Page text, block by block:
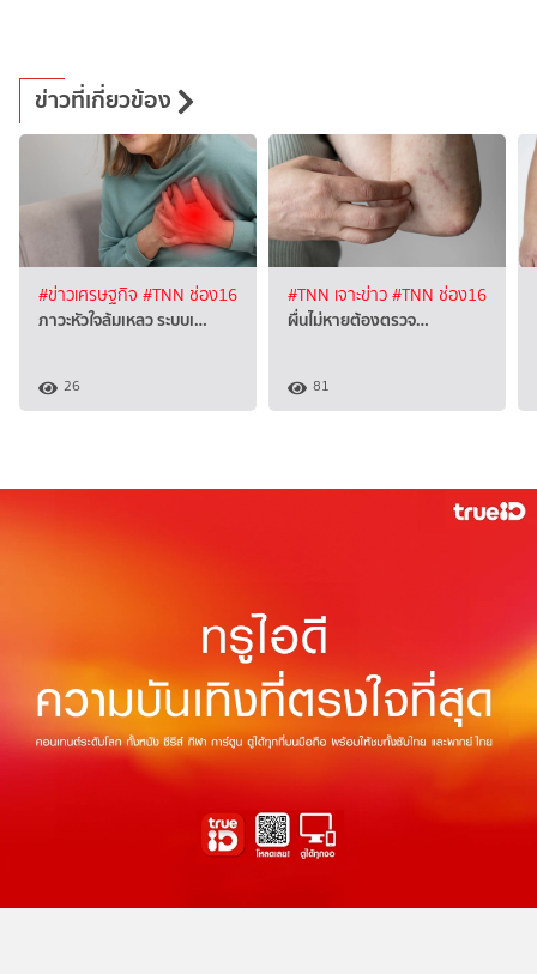
ข่าวที่เกี่ยวข้อง
#ข่าวเศรษฐกิจ #TNN ช่อง16
ภาวะหัวใจล้มเหลว ระบบเ…
26
#TNN เจาะข่าว#TNN ช่อง16
ผื่นไม่หายต้องตรวจ…
81